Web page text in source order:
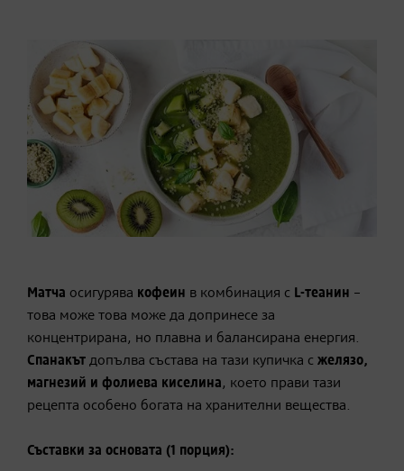
Матча осигурява кофеин в комбинация с L-теанин –
това може това може да допринесе за
концентрирана, но плавна и балансирана енергия.
Спанакът допълва състава на тази купичка с желязо,
магнезий и фолиева киселина, което прави тази
рецепта особено богата на хранителни вещества.
Съставки за основата (1 порция):